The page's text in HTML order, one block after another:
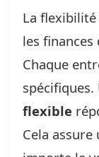
La
les
Chaque
spécifiques.
flexible
Cela assure